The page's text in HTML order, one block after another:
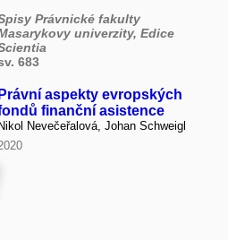
Právnické fakulty
univerzity, Edice
683
Právní aspekty evropských
finanční asistence
Nikol Nevečeřalová, Johan Schweigl